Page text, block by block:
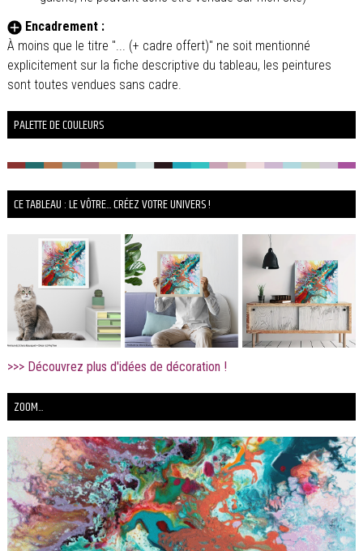
Encadrement :
À moins que le titre "... (+ cadre offert)" ne soit mentionné
explicitement sur la fiche descriptive du tableau, les peintures
sont toutes vendues sans cadre.
PALETTE DE COULEURS
CE TABLEAU : LE VÔTRE... CRÉEZ VOTRE UNIVERS !
>>> Découvrez plus d'idées de décoration !
ZOOM...